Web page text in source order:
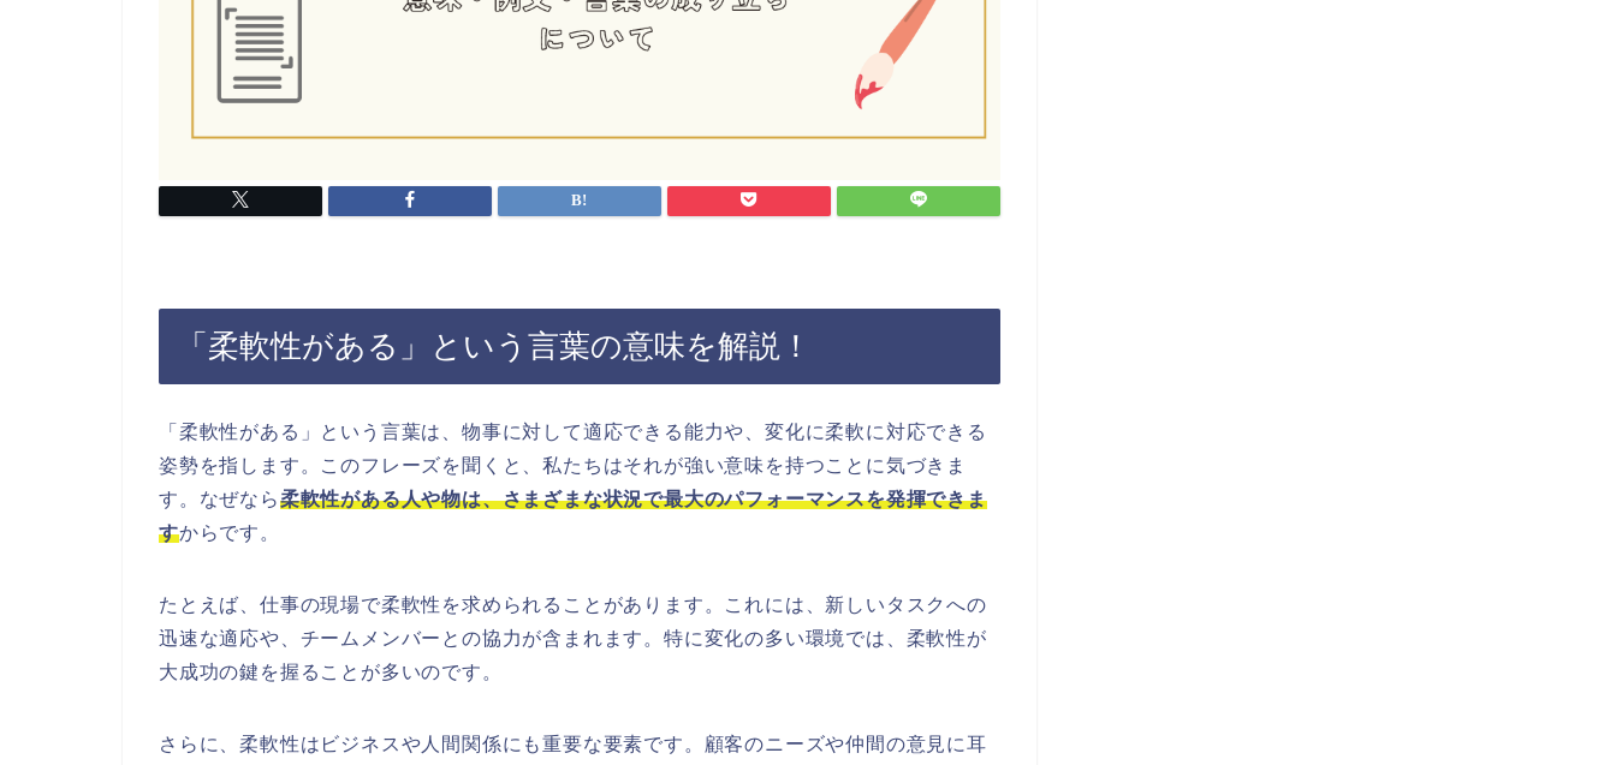
「柔軟性がある」という言葉の意味を解説！
「柔軟性がある」という言葉は、物事に対して適応できる能力や、変化に柔軟に対応できる
姿勢を指します。このフレーズを聞くと、私たちはそれが強い意味を持つことに気づきま
す。なぜなら柔軟性がある人や物は、さまざまな状況で最大のパフォーマンスを発揮できま
すからです。
たとえば、仕事の現場で柔軟性を求められることがあります。これには、新しいタスクへの
迅速な適応や、チームメンバーとの協力が含まれます。特に変化の多い環境では、柔軟性が
大成功の鍵を握ることが多いのです。
さらに、柔軟性はビジネスや人間関係にも重要な要素です。顧客のニーズや仲間の意見に耳